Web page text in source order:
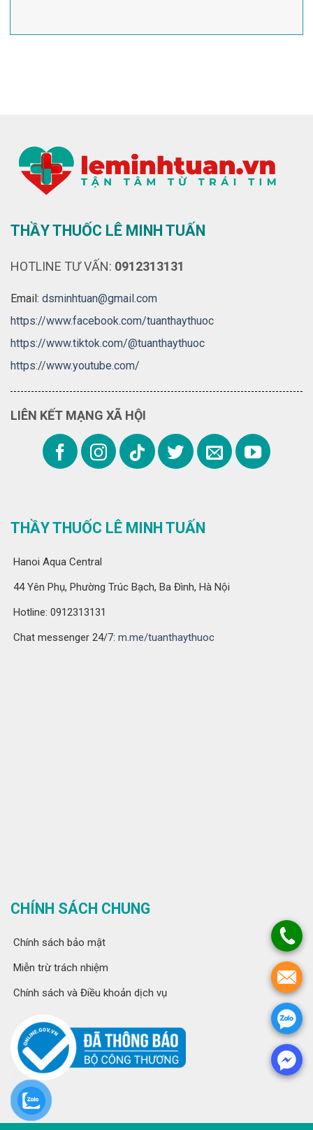
THẦY THUỐC LÊ MINH TUẤN
HOTLINE TƯ VẤN: 0912313131
Email: dsminhtuan@gmail.com
https://www.facebook.com/tuanthaythuoc
https://www.tiktok.com/@tuanthaythuoc
https://www.youtube.com/
LIÊN KẾT MẠNG XÃ HỘI
THẦY THUỐC LÊ MINH TUẤN
Hanoi Aqua Central
44 Yên Phụ, Phường Trúc Bạch, Ba Đình, Hà Nội
Hotline: 0912313131
Chat messenger 24/7: m.me/tuanthaythuoc
CHÍNH SÁCH CHUNG
Chính sách bảo mật
Miễn trừ trách nhiệm
Chính sách và Điều khoản dịch vụ